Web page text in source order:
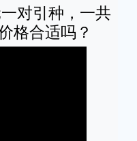
对引种，一共
格合适吗？